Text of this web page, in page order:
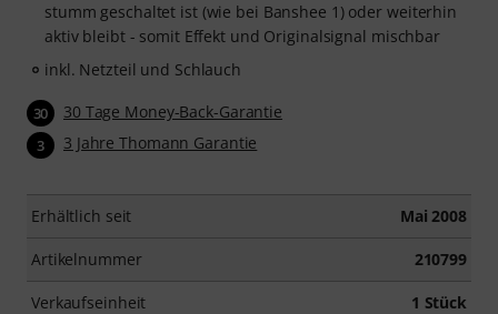
stumm geschaltet ist (wie bei Banshee 1) oder weiterhin
aktiv bleibt - somit Effekt und Originalsignal mischbar
inkl. Netzteil und Schlauch
30 30 Tage Money-Back-Garantie
3 3 Jahre Thomann Garantie
Erhältlich seit Mai 2008
Artikelnummer 210799
Verkaufseinheit 1 Stück